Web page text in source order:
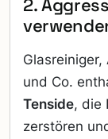
2.
und Co.
Tenside, die
zerstören